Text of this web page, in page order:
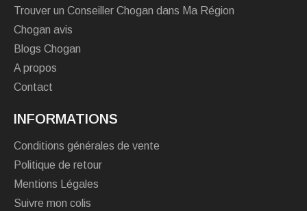
Trouver un Conseiller Chogan dans Ma Région
Chogan avis
Blogs Chogan
A propos
Contact
INFORMATIONS
Conditions générales de vente
Politique de retour
Mentions Légales
Suivre mon colis